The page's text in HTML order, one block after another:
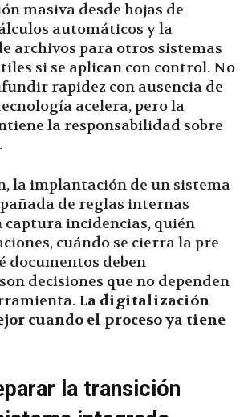
masiva desde hojas de
automáticos y la
archivos para otros sistemas
si se aplican con control. No
rapidez con ausencia de
acelera, pero la
la responsabilidad sobre
la implantación de un sistema
de reglas internas
captura incidencias, quién
cuándo se cierra la pre
documentos deben
decisiones que no dependen
La digitalización
cuando el proceso ya tiene
la transición